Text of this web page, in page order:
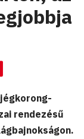
rendezésű